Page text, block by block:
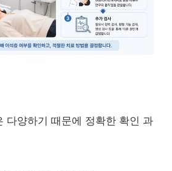
다양하기 때문에 정확한 확인 과